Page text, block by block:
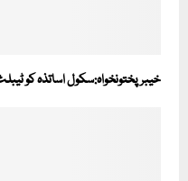
خیبرپختونخواہ:سکول اساتذہ کو